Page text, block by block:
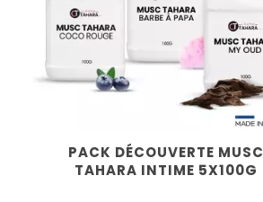
PACK DÉCOUVERTE MUSC
TAHARA INTIME 5X100G